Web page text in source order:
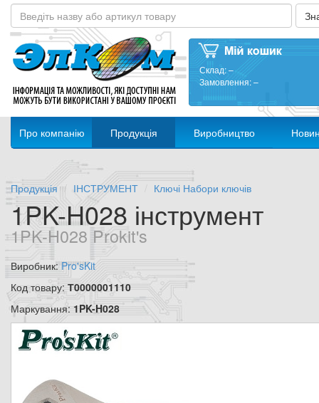
Склад:–
Замовлення:–
Про компанію Продукція Виробництво
Продукція ІНСТРУМЕНТ Ключі Набори ключів
1PK-H028 інструмент
1PK-H028 Prokit's
Виробник:Pro'sKit
Код товару: Т0000001110
Маркування: 1PK-H028